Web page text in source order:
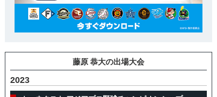
藤原 恭大の出場大会
2023